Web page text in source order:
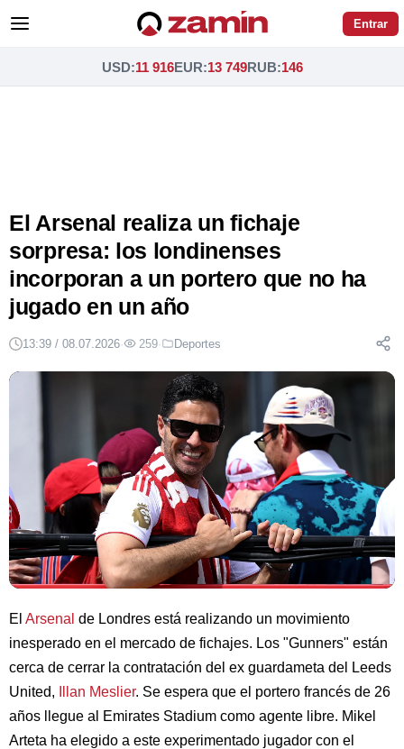
Entrar
USD:11 916EUR:13 749RUB:146
El Arsenal realiza un fichaje
sorpresa: los londinenses
incorporan a un portero que no ha
jugado en un año
13:39 / 08.07.2026· 259· Deportes
El Arsenal de Londres está realizando un movimiento
inesperado en el mercado de fichajes. Los "Gunners" están
cerca de cerrar la contratación del ex guardameta del Leeds
United,
Illan Meslier. Se espera que el portero francés de 26
años llegue al Emirates Stadium como agente libre. Mikel
Arteta ha elegido a este experimentado jugador con el